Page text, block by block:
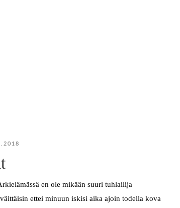
en ole mikään suuri tuhlailija
ettei minuun iskisi aika ajoin todella kova